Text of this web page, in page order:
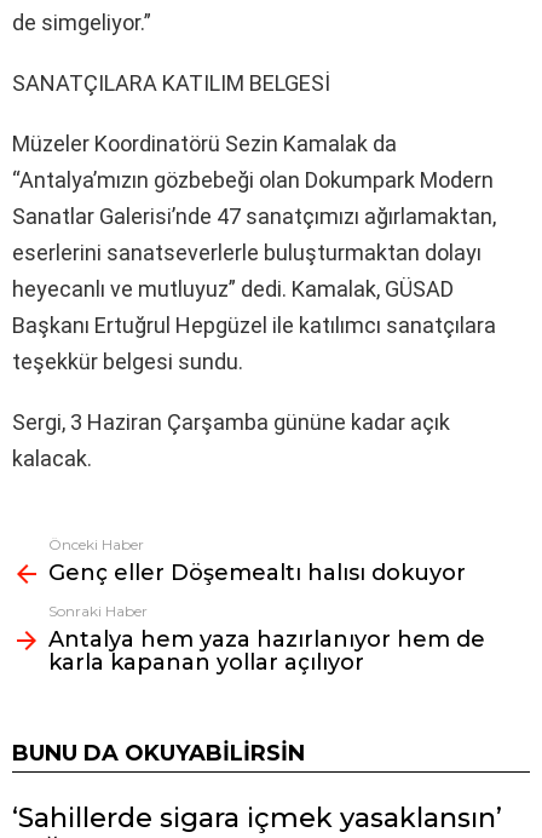
de simgeliyor.”
SANATÇILARA KATILIM BELGESİ
Müzeler Koordinatörü Sezin Kamalak da
“Antalya’mızın gözbebeği olan Dokumpark Modern
Sanatlar Galerisi’nde 47 sanatçımızı ağırlamaktan,
eserlerini sanatseverlerle buluşturmaktan dolayı
heyecanlı ve mutluyuz” dedi. Kamalak, GÜSAD
Başkanı Ertuğrul Hepgüzel ile katılımcı sanatçılara
teşekkür belgesi sundu.
Sergi, 3 Haziran Çarşamba gününe kadar açık
kalacak.
Fazlasına
bak
Önceki Haber
Genç eller Döşemealtı halısı dokuyor
Sonraki Haber
Antalya hem yaza hazırlanıyor hem de
karla kapanan yollar açılıyor
BUNU DA OKUYABILIRSIN
‘Sahillerde sigara içmek yasaklansın’